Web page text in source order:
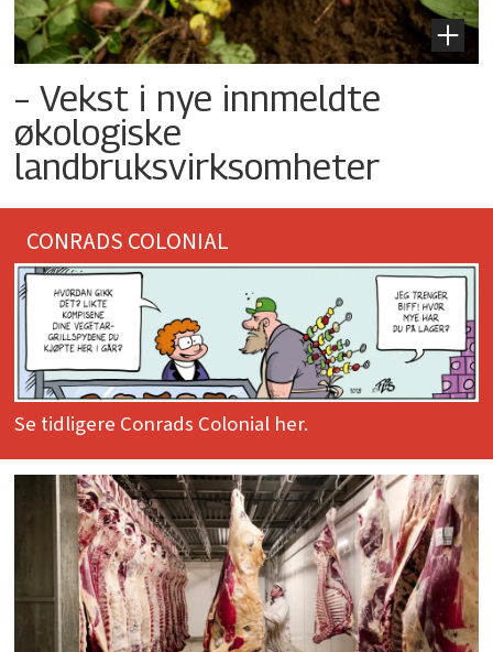
– Vekst i nye innmeldte
økologiske
landbruksvirksomheter
CONRADS COLONIAL
Se tidligere Conrads Colonial her.